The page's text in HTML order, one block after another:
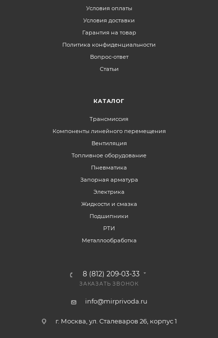
Условия оплаты
Условия доставки
Гарантия на товар
Политика конфиденциальности
Вопрос-ответ
Статьи
КАТАЛОГ
Трансмиссия
Компоненты линейного перемещения
Вентиляция
Топливное оборудование
Пневматика
Запорная арматура
Электрика
Жидкости и смазка
Подшипники
РТИ
Металлообработка
8 (812) 209-03-33
ЗАКАЗАТЬ ЗВОНОК
info@mirprivoda.ru
г. Москва, ул. Сталеваров 26, корпус 1